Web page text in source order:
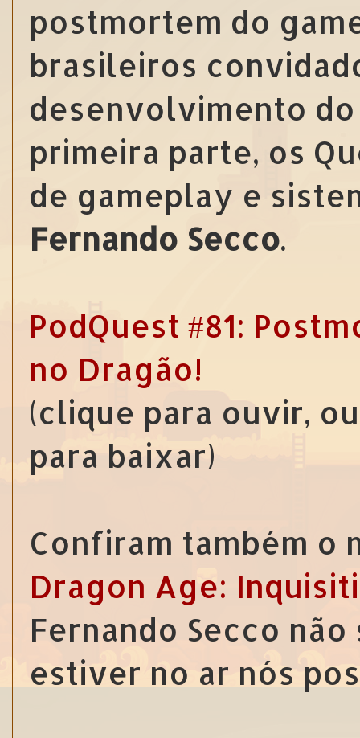
postmortem do
brasileiros
desenvolvimento do
primeira parte, os
de gameplay e
Fernando Secco.
PodQuest #81:
no Dragão!
(clique para ouvir,
para baixar)
Confiram também o
Dragon Age:
Fernando Secco
estiver no ar nós